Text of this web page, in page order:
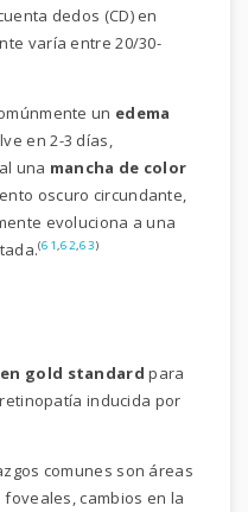
dedos (CD) en
varía entre 20/30-
un edema
en 2-3 días,
una mancha de color
oscuro circundante,
evoluciona a una
(61,62,63)
gold standard para
inducida por
comunes son áreas
cambios en la